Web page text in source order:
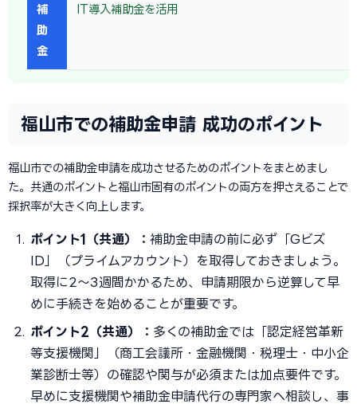
補
助
金
IT導入補助金を活用
福山市での補助金申請 成功のポイント
福山市での補助金申請を成功させるためのポイントをまとめまし
た。共通のポイントと福山市固有のポイントの両方を押さえることで
採択率が大きく向上します。
ポイント1（共通）： 補助金申請の前に必ず「Gビズ
ID」（プライムアカウント）を取得しておきましょう。
取得に2〜3週間かかるため、申請期限から逆算して早
めに手続きを始めることが重要です。
ポイント2（共通）： 多くの補助金では「認定経営革新
等支援機関」（商工会議所・金融機関・税理士・中小企
業診断士等）の確認や関与が必須または加点要件です。
早めに支援機関や補助金申請代行の専門家へ相談し、事